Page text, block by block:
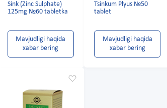
Sink (Zinc Sulphate)
125mg №60 tabletka
Mavjudligi haqida
xabar bering
Tsinkum Plyus №50
tablet
Mavjudligi haqida
xabar bering